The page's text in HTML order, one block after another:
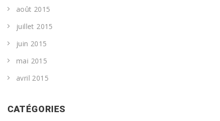
août 2015
juillet 2015
juin 2015
mai 2015
avril 2015
CATÉGORIES